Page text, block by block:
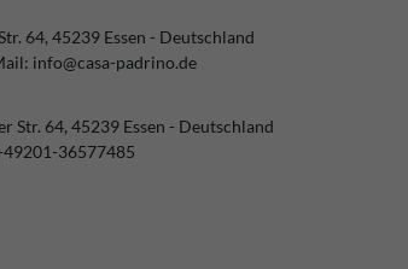
64 45239 Essen
Deutschland
info@casa-padrino.de
Str. 64 45239 Essen
Deutschland
36577485